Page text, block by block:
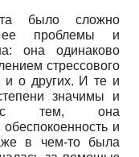
было сложно
ее проблемы и
она одинаково
стрессового
и о других. И те и
значимы и
с тем, она
и
в чем-то была